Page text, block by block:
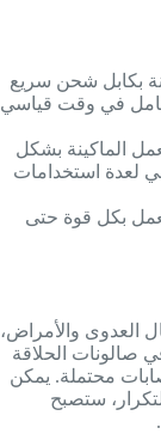
بكابل شحن سريع
في وقت قياسي
الماكينة بشكل
يكفي لعدة استخدامات
بكل قوة حتى
العدوى والأمراض،
صالونات الحلاقة
محتملة. يمكن
ستصبح